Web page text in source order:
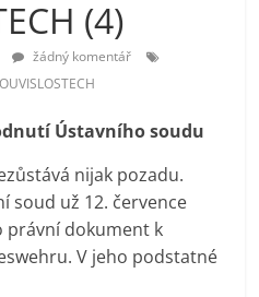
(4)
žádný komentář
Ústavního soudu
nijak pozadu.
soud už 12. července
právní dokument k
V jeho podstatné